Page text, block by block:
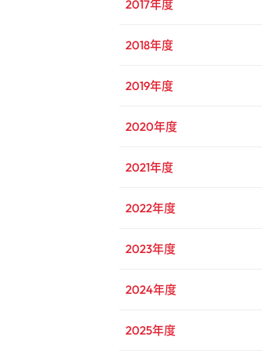
2017年度
2018年度
2019年度
2020年度
2021年度
2022年度
2023年度
2024年度
2025年度